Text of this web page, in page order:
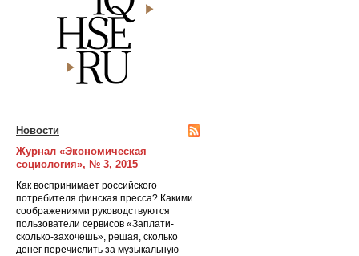
Новости
Журнал «Экономическая
социология», № 3, 2015
Как воспринимает российского
потребителя финская пресса? Какими
соображениями руководствуются
пользователи сервисов «Заплати-
сколько-захочешь», решая, сколько
денег перечислить за музыкальную